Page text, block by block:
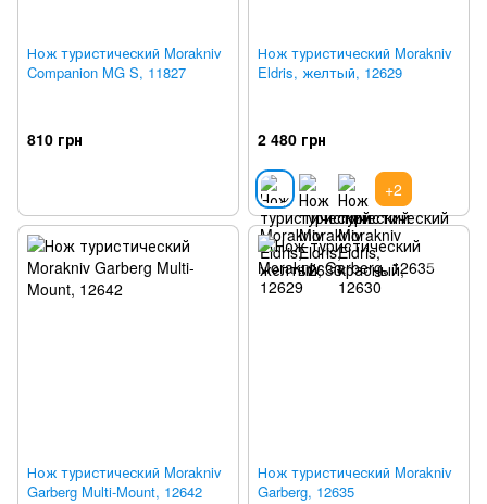
Нож туристический Morakniv
Companion MG S, 11827
810 грн
Нож туристический Morakniv
Eldris, желтый, 12629
2 480 грн
+2
Нож туристический Morakniv
Garberg Multi-Mount, 12642
Нож туристический Morakniv
Garberg, 12635